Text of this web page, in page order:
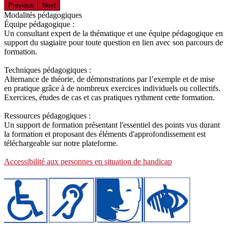
Previous Next
Modalités pédagogiques
Équipe pédagogique :
Un consultant expert de la thématique et une équipe pédagogique en
support du stagiaire pour toute question en lien avec son parcours de
formation.
Techniques pédagogiques :
Alternance de théorie, de démonstrations par l’exemple et de mise
en pratique grâce à de nombreux exercices individuels ou collectifs.
Exercices, études de cas et cas pratiques rythment cette formation.
Ressources pédagogiques :
Un support de formation présentant l'essentiel des points vus durant
la formation et proposant des éléments d'approfondissement est
téléchargeable sur notre plateforme.
Accessibilité aux personnes en situation de handicap